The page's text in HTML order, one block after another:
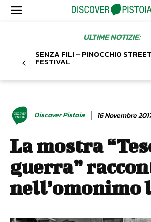
ULTIME NOTIZIE:
SENZA FILI – PINOCCHIO STREET
FESTIVAL
Discover Pistoia 16 Novembre
La mostra
guerra”
nell’omonimo